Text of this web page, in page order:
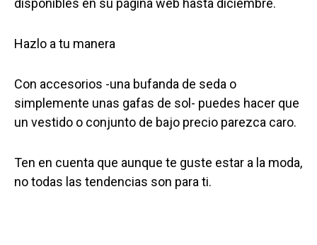
disponibles en su página web hasta diciembre.
Hazlo a tu manera
Con accesorios -una bufanda de seda o
simplemente unas gafas de sol- puedes hacer que
un vestido o conjunto de bajo precio parezca caro.
Ten en cuenta que aunque te guste estar a la moda,
no todas las tendencias son para ti.